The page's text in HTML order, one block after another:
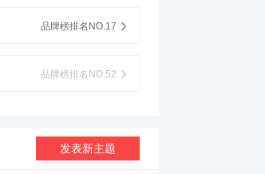
品牌榜排名NO.17
品牌榜排名NO.52
发表新主题